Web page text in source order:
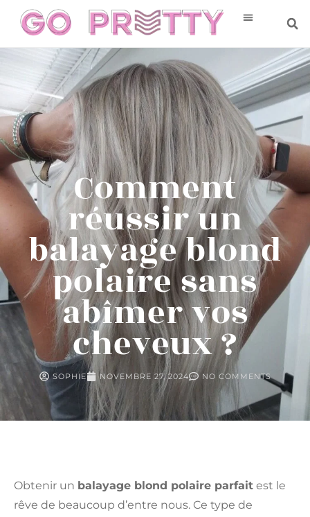
Comment
réussir un
balayage blond
polaire sans
abîmer vos
cheveux ?
SOPHIE NOVEMBRE 27, 2024 NO COMMENTS
Obtenir un balayage blond polaire parfait est le
rêve de beaucoup d’entre nous. Ce type de